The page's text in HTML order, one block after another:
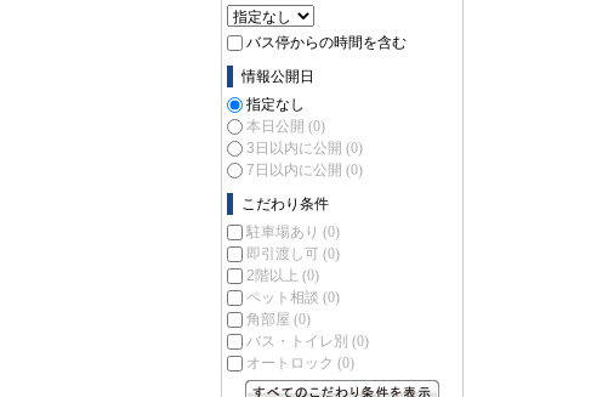
バス停からの時間を含む
情報公開日
指定なし
本日公開 (0)
3日以内に公開 (0)
7日以内に公開 (0)
こだわり条件
駐車場あり (0)
即引渡し可 (0)
2階以上 (0)
ペット相談 (0)
角部屋 (0)
バス・トイレ別 (0)
オートロック (0)